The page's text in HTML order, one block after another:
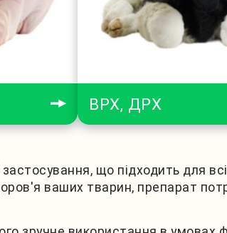
ВРХ, ДРХ
що підходить для
ваших тварин, препарат